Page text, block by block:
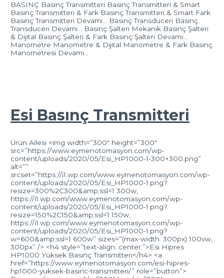
BASINÇ Basınç Transmitteri Basınç Transmitteri & Smart
Basınç Transmitteri & Fark Basınç Transmitteri & Smart Fark
Basınç Transmitteri Devamı… Basınç Transduceri Basınç
Transduceri Devamı… Basınç Şalteri Mekanik Basınç Şalteri
& Dijital Basınç Şalteri & Fark Basınç Şalteri Devamı…
Manometre Manometre & Dijital Manometre & Fark Basınç
Manometresi Devamı…
Esi Basınç Transmitteri
Ürün Ailesi <img width=”300″ height=”300″
src=”https://www.eymenotomasyon.com/wp-
content/uploads/2020/05/Esi_HP1000-1-300×300.png”
alt=””
srcset=”https://i1.wp.com/www.eymenotomasyon.com/wp-
content/uploads/2020/05/Esi_HP1000-1.png?
resize=300%2C300&amp;ssl=1 300w,
https://i1.wp.com/www.eymenotomasyon.com/wp-
content/uploads/2020/05/Esi_HP1000-1.png?
resize=150%2C150&amp;ssl=1 150w,
https://i1.wp.com/www.eymenotomasyon.com/wp-
content/uploads/2020/05/Esi_HP1000-1.png?
w=600&amp;ssl=1 600w” sizes=”(max-width: 300px) 100vw,
300px” /> <h4 style=”text-align: center;”>Esi Hipres
HP1000 Yüksek Basınç Transmitteri</h4> <a
href=”https://www.eymenotomasyon.com/esi-hipres-
hp1000-yuksek-basinc-transmitteri/” role=”button”>